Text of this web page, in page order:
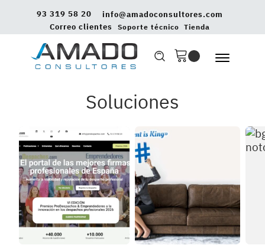
93 319 58 20
info@amadoconsultores.com
Correo clientes
Soporte técnico Tienda
Soluciones